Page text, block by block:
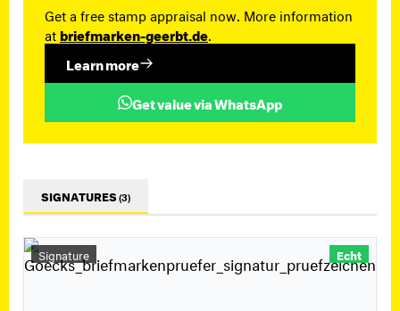
Get a free stamp appraisal now. More information
atbriefmarken-geerbt.de
Learn more
Get value via WhatsApp
SIGNATURES(3)
Signature Echt